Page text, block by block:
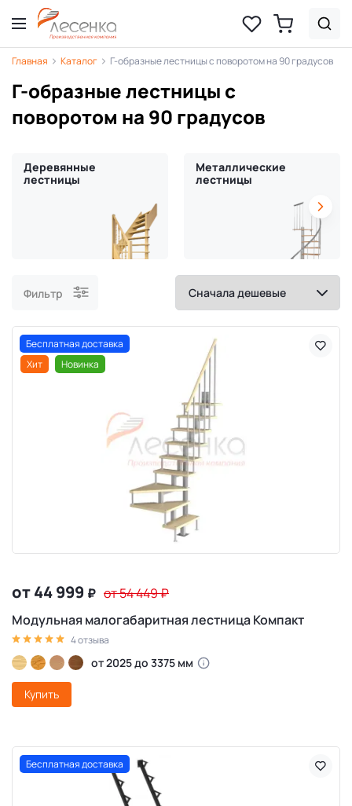
Главная Каталог Г-образные лестницы с поворотом на 90 градусов
Г-образные лестницы с
поворотом на 90 градусов
Деревянные
лестницы
Металлические
лестницы
Фильтр
Бесплатная доставка
Хит
Новинка
от 44 999 ₽ от 54 449₽
Модульная малогабаритная лестница Компакт
4 отзыва
от 2025 до 3375 мм
Купить
Бесплатная доставка